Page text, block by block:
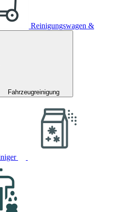
Reinigungswagen &
Fahrzeugreinigung